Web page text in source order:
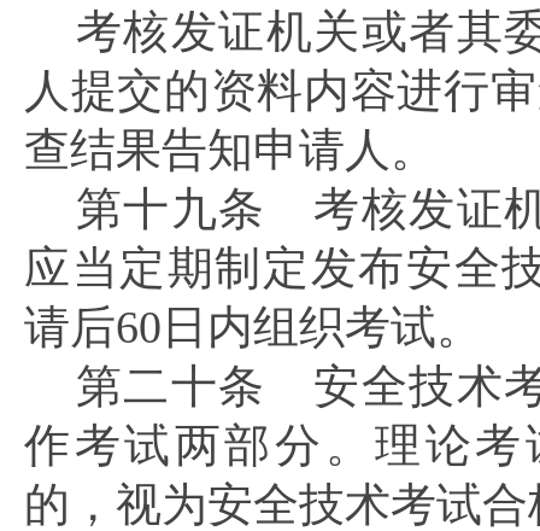
考核发证机关或者其
人提交的资料内容进行
查结果告知申请人。
第十九条 考核发证
应当定期制定发布安全
请后60日内组织考试。
第二十条 安全技术
作考试两部分。理论
的，视为安全技术考试合